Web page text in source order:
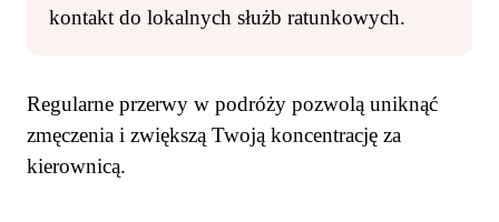
kontakt do lokalnych służb ratunkowych.
Regularne przerwy w podróży pozwolą uniknąć
zmęczenia i zwiększą Twoją koncentrację za
kierownicą.